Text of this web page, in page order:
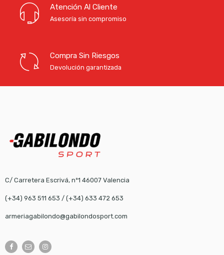
Atención Al Cliente
Asesoría sin compromiso
Compra Sin Riesgos
Devolución garantizada
C/ Carretera Escrivá, nº1 46007 Valencia
(+34) 963 511 653 / (+34) 633 472 653
armeriagabilondo@gabilondosport.com